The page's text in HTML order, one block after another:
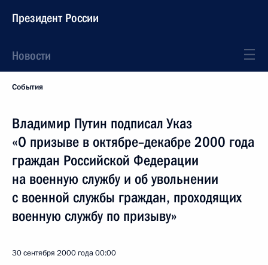
Президент России
Новости
События
Владимир Путин подписал Указ
«О призыве в октябре–декабре 2000 года
граждан Российской Федерации
на военную службу и об увольнении
с военной службы граждан, проходящих
военную службу по призыву»
30 сентября 2000 года00:00